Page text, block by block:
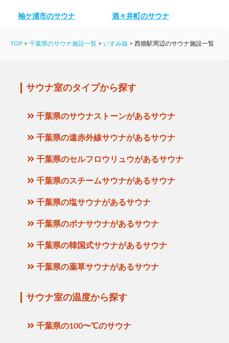
袖ケ浦市のサウナ 酒々井町のサウナ
TOP > 千葉県のサウナ施設一覧 > いすみ線 > 西畑駅周辺のサウナ施設一覧
サウナ室のタイプから探す
千葉県のサウナストーンがあるサウナ
千葉県の遠赤外線サウナがあるサウナ
千葉県のセルフロウリュウがあるサウナ
千葉県のスチームサウナがあるサウナ
千葉県の塩サウナがあるサウナ
千葉県のボナサウナがあるサウナ
千葉県の韓国式サウナがあるサウナ
千葉県の薬草サウナがあるサウナ
サウナ室の温度から探す
千葉県の100〜℃のサウナ